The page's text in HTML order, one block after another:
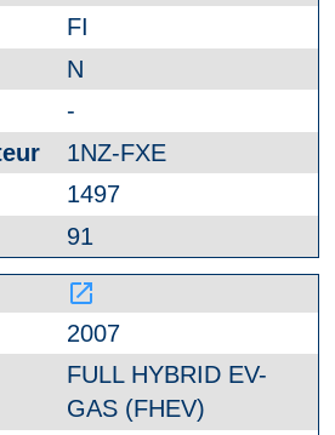
FI
N
-
1NZ-FXE
1497
91
launch
2007
FULL HYBRID EV-
GAS (FHEV)